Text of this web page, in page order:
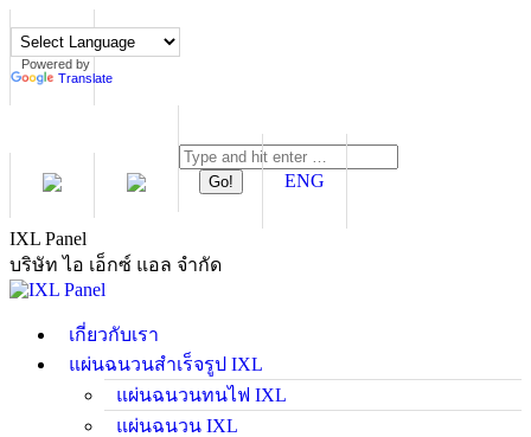
to
content
Powered by
Translate
ENG
IXL Panel
บริษัท ไอ เอ็กซ์ แอล จำกัด
เกี่ยวกับเรา
แผ่นฉนวนสำเร็จรูป IXL
แผ่นฉนวนทนไฟ IXL
แผ่นฉนวน IXL